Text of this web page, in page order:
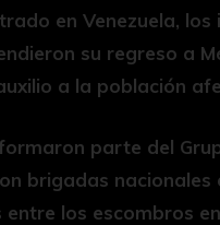
en Venezuela,
su regreso a
a la población
parte del
brigadas
los escombros